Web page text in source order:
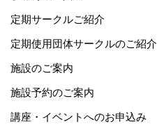
定期サークルご紹介
定期使用団体サークルのご紹介
施設のご案内
施設予約のご案内
講座・イベントへのお申込み